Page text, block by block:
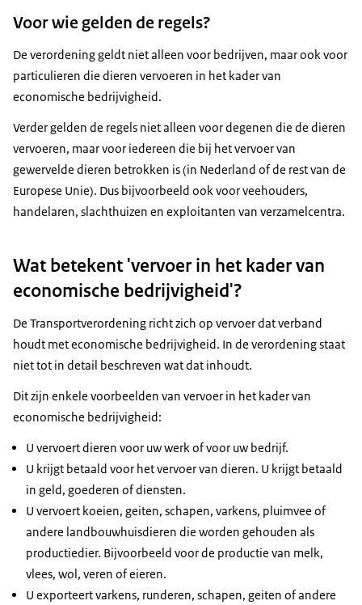
Voor wie gelden de regels?
De verordening geldt niet alleen voor bedrijven, maar ook voor
particulieren die dieren vervoeren in het kader van
economische bedrijvigheid.
Verder gelden de regels niet alleen voor degenen die de dieren
vervoeren, maar voor iedereen die bij het vervoer van
gewervelde dieren betrokken is (in Nederland of de rest van de
Europese Unie). Dus bijvoorbeeld ook voor veehouders,
handelaren, slachthuizen en exploitanten van verzamelcentra.
Wat betekent 'vervoer in het kader van
economische bedrijvigheid'?
De Transportverordening richt zich op vervoer dat verband
houdt met economische bedrijvigheid. In de verordening staat
niet tot in detail beschreven wat dat inhoudt.
Dit zijn enkele voorbeelden van vervoer in het kader van
economische bedrijvigheid:
U vervoert dieren voor uw werk of voor uw bedrijf.
U krijgt betaald voor het vervoer van dieren. U krijgt betaald
in geld, goederen of diensten.
U vervoert koeien, geiten, schapen, varkens, pluimvee of
andere landbouwhuisdieren die worden gehouden als
productiedier. Bijvoorbeeld voor de productie van melk,
vlees, wol, veren of eieren.
U exporteert varkens, runderen, schapen, geiten of andere